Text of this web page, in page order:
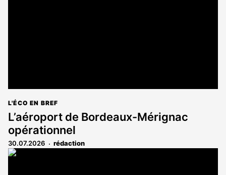
L'ÉCO EN BREF
L’aéroport de Bordeaux-Mérignac
opérationnel
30.07.2026 rédaction